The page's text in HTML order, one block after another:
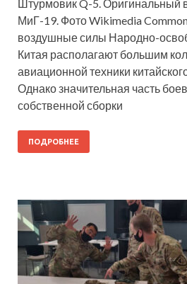
Штурмовик Q-5. Оригинальный
МиГ-19. Фото Wikimedia
воздушные силы Народно-
Китая располагают большим
авиационной техники
Однако значительная часть
собственной сборки
ПОДРОБНЕЕ